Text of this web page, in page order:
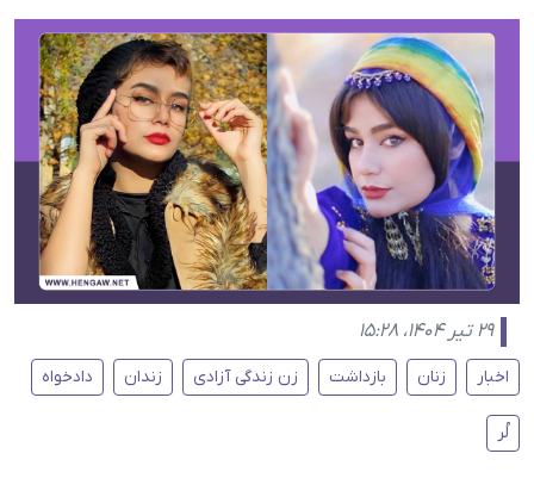
۲۹ تیر ۱۴۰۴، ۱۵:۲۸
اخبار زنان بازداشت زن زندگی آزادی زندان دادخواه
لُر